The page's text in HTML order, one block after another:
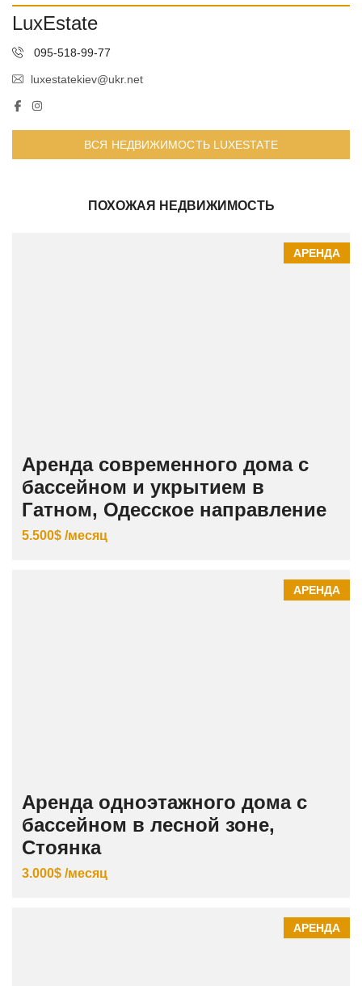
LuxEstate
095-518-99-77
luxestatekiev@ukr.net
ВСЯ НЕДВИЖИМОСТЬ LUXESTATE
ПОХОЖАЯ НЕДВИЖИМОСТЬ
АРЕНДА
Аренда современного дома с
бассейном и укрытием в
Гатном, Одесское направление
5.500$ /месяц
АРЕНДА
Аренда одноэтажного дома с
бассейном в лесной зоне,
Стоянка
3.000$ /месяц
АРЕНДА